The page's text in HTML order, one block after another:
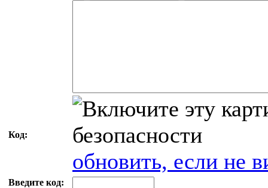
Код:
обновить, если не
Введите код: